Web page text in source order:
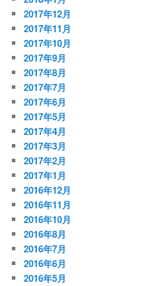
2017年12月
2017年11月
2017年10月
2017年9月
2017年8月
2017年7月
2017年6月
2017年5月
2017年4月
2017年3月
2017年2月
2017年1月
2016年12月
2016年11月
2016年10月
2016年8月
2016年7月
2016年6月
2016年5月